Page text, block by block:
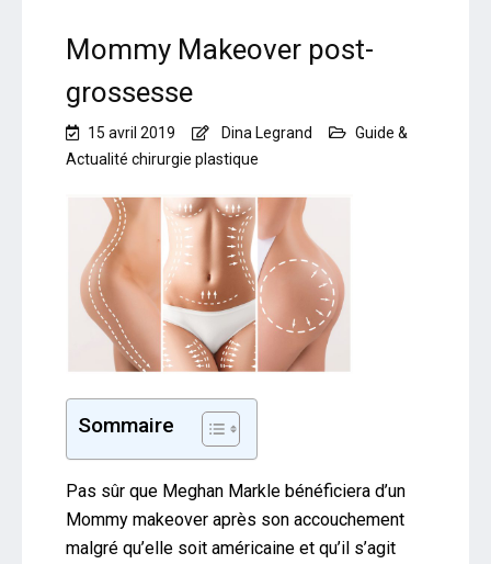
Mommy Makeover post-
grossesse
15 avril 2019 Dina Legrand
Guide &
Actualité chirurgie plastique
Sommaire
Pas sûr que Meghan Markle bénéficiera d’un
Mommy makeover après son accouchement
malgré qu’elle soit américaine et qu’il s’agit